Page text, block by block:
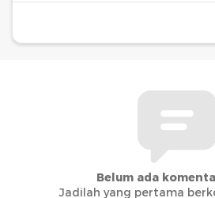
Belum ada
Jadilah yang pertama